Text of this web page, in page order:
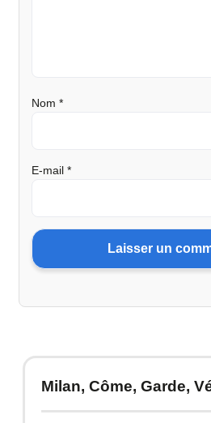
Nom *
E-mail *
Milan, Côme, Garde,